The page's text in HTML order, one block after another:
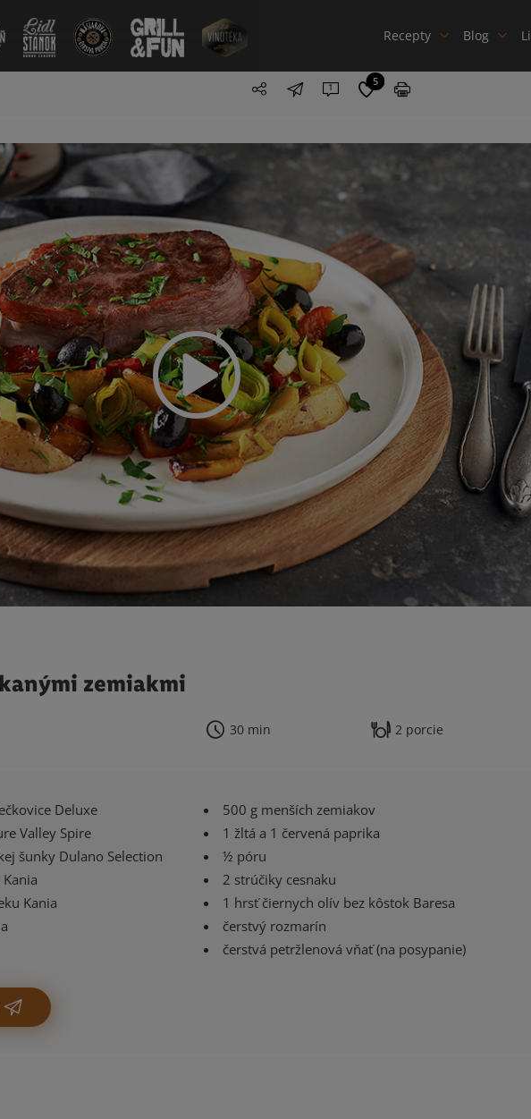
Recepty Blog
1 5
zemiakmi
30 min 2 porcie
Deluxe
Valley Spire
šunky Dulano Selection
Kania
500 g menších zemiakov
1 žltá a 1 červená paprika
½ póru
2 strúčiky cesnaku
1 hrsť čiernych olív bez kôstok Baresa
čerstvý rozmarín
čerstvá petržlenová vňať (na posypanie)